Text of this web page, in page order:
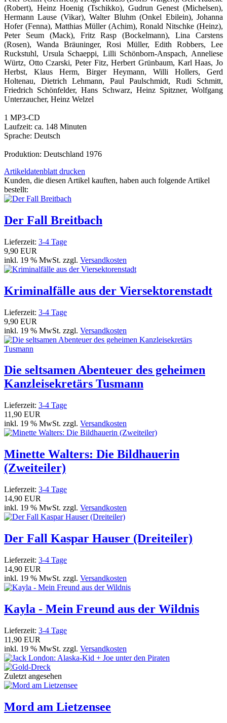
(Robert), Heinz Hoenig (Tschikko), Gudrun Genest (Michelsen),
Hermann Lause (Vikar), Walter Bluhm (Onkel Ebilein), Johanna
Hofer (Fenna), Matthias Müller (Achim), Ronald Nitschke (Heinz),
Peter Seum (Mack), Fritz Rasp (Bockelmann), Lina Carstens
(Rosen), Wanda Bräuninger, Rosi Müller, Edith Robbers, Lee
Ruckstuhl, Ursula Schaeppi, Lilli Schönborn-Anspach, Anneliese
Würtz, Otto Czarski, Peter Fitz, Herbert Grünbaum, Karl Haas, Jo
Herbst, Klaus Herm, Birger Heymann, Willi Hollers, Gerd
Holtenau, Dietrich Lehmann, Paul Paulschmidt, Rudi Schmitt,
Friedrich Schönfelder, Hans Schwarz, Heinz Spitzner, Wolfgang
Unterzaucher, Heinz Welzel
1 MP3-CD
Laufzeit: ca. 148 Minuten
Sprache: Deutsch
Produktion: Deutschland 1976
Artikeldatenblatt drucken
Kunden, die diesen Artikel kauften, haben auch folgende Artikel
bestellt:
Der Fall Breitbach
Lieferzeit: 3-4 Tage
9,90 EUR
inkl. 19 % MwSt. zzgl. Versandkosten
Kriminalfälle aus der Viersektorenstadt
Lieferzeit: 3-4 Tage
9,90 EUR
inkl. 19 % MwSt. zzgl. Versandkosten
Die seltsamen Abenteuer des geheimen
Kanzleisekretärs Tusmann
Lieferzeit: 3-4 Tage
11,90 EUR
inkl. 19 % MwSt. zzgl. Versandkosten
Minette Walters: Die Bildhauerin
(Zweiteiler)
Lieferzeit: 3-4 Tage
14,90 EUR
inkl. 19 % MwSt. zzgl. Versandkosten
Der Fall Kaspar Hauser (Dreiteiler)
Lieferzeit: 3-4 Tage
14,90 EUR
inkl. 19 % MwSt. zzgl. Versandkosten
Kayla - Mein Freund aus der Wildnis
Lieferzeit: 3-4 Tage
11,90 EUR
inkl. 19 % MwSt. zzgl. Versandkosten
Zuletzt angesehen
Mord am Lietzensee